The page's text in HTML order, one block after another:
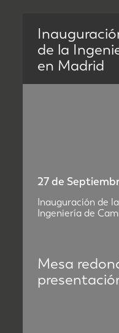
de la
en Madrid
27 de
Inauguración de
Ingeniería de
Mesa